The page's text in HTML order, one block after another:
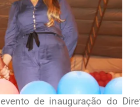
de inauguração do